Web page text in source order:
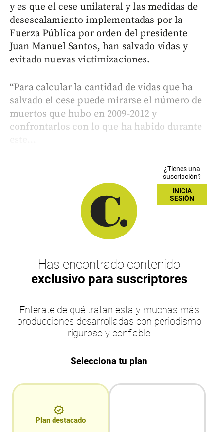
y es que el cese unilateral y las medidas de
desescalamiento implementadas por la
Fuerza Pública por orden del presidente
Juan Manuel Santos, han salvado vidas y
evitado nuevas victimizaciones.
“Para calcular la cantidad de vidas que ha
salvado el cese puede mirarse el número de
muertos que hubo en 2009-2012 y
confrontarlos con lo que ha habido durante
¿Tienes una
suscripción?
INICIA
SESIÓN
Has encontrado contenido
exclusivo para suscriptores
Entérate de qué tratan esta y muchas más
producciones desarrolladas con periodismo
riguroso y confiable
Selecciona tu plan
Plan destacado